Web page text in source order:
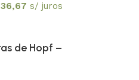
36,67 s/ juros
de Hopf –